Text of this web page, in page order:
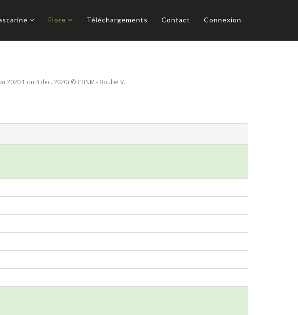
Flore Téléchargements Contact Connexion
2020.1 du 4 dec. 2020) © CBNM - Boullet V.